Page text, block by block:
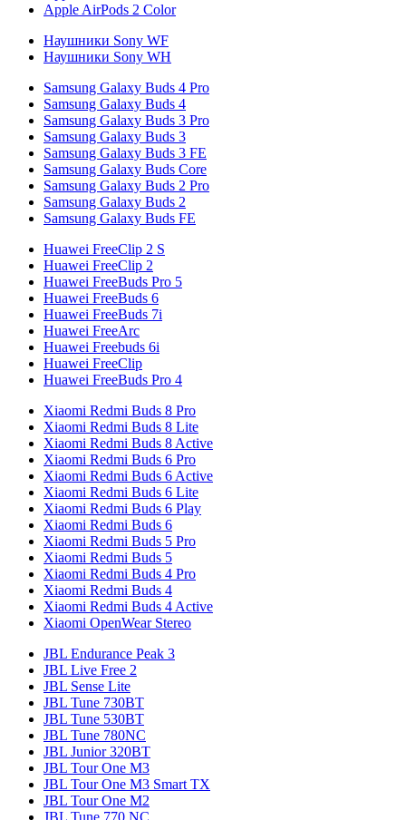
Apple AirPods 2 Color
Наушники Sony WF
Наушники Sony WH
Samsung Galaxy Buds 4 Pro
Samsung Galaxy Buds 4
Samsung Galaxy Buds 3 Pro
Samsung Galaxy Buds 3
Samsung Galaxy Buds 3 FE
Samsung Galaxy Buds Core
Samsung Galaxy Buds 2 Pro
Samsung Galaxy Buds 2
Samsung Galaxy Buds FE
Huawei FreeClip 2 S
Huawei FreeClip 2
Huawei FreeBuds Pro 5
Huawei FreeBuds 6
Huawei FreeBuds 7i
Huawei FreeArc
Huawei Freebuds 6i
Huawei FreeClip
Huawei FreeBuds Pro 4
Xiaomi Redmi Buds 8 Pro
Xiaomi Redmi Buds 8 Lite
Xiaomi Redmi Buds 8 Active
Xiaomi Redmi Buds 6 Pro
Xiaomi Redmi Buds 6 Active
Xiaomi Redmi Buds 6 Lite
Xiaomi Redmi Buds 6 Play
Xiaomi Redmi Buds 6
Xiaomi Redmi Buds 5 Pro
Xiaomi Redmi Buds 5
Xiaomi Redmi Buds 4 Pro
Xiaomi Redmi Buds 4
Xiaomi Redmi Buds 4 Active
Xiaomi OpenWear Stereo
JBL Endurance Peak 3
JBL Live Free 2
JBL Sense Lite
JBL Tune 730BT
JBL Tune 530BT
JBL Tune 780NC
JBL Junior 320BT
JBL Tour One M3
JBL Tour One M3 Smart TX
JBL Tour One M2
JBL Tune 770 NC